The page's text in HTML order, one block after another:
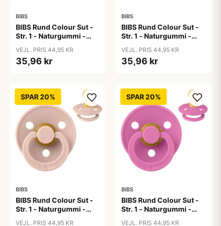
BIBS
BIBS Rund Colour Sut -
Str. 1 - Naturgummi -
VEJL. PRIS 44,95 KR
35,96 kr
BIBS
BIBS Rund Colour Sut -
Str. 1 - Naturgummi -
VEJL. PRIS 44,95 KR
35,96 kr
SPAR 20%
BIBS
BIBS Rund Colour Sut -
Str. 1 - Naturgummi -
VEJL. PRIS 44,95 KR
SPAR 20%
BIBS
BIBS Rund Colour Sut -
Str. 1 - Naturgummi -
VEJL. PRIS 44,95 KR